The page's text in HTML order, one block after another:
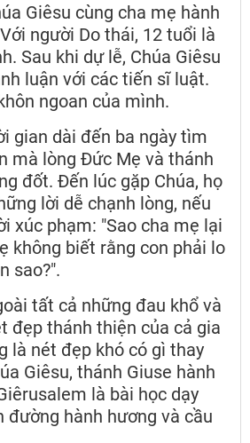
Giêsu cùng cha mẹ hành
người Do thái, 12 tuổi là
Sau khi dự lễ, Chúa Giêsu
luận với các tiến sĩ luật.
ngoan của mình.
gian dài đến ba ngày tìm
mà lòng Đức Mẹ và thánh
đốt. Đến lúc gặp Chúa, họ
lời dễ chạnh lòng, nếu
xúc phạm: "Sao cha mẹ lại
không biết rằng con phải lo
sao?".
tất cả những đau khổ và
đẹp thánh thiện của cả gia
là nét đẹp khó có gì thay
Giêsu, thánh Giuse hành
là bài học dạy
đường hành hương và cầu